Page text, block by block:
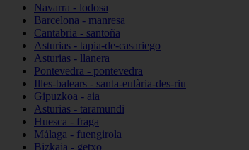
Navarra - lodosa
Barcelona - manresa
Cantabria - santoña
Asturias - tapia-de-casariego
Asturias - llanera
Pontevedra - pontevedra
Illes-balears - santa-eulària-des-riu
Gipuzkoa - aia
Asturias - taramundi
Huesca - fraga
Málaga - fuengirola
Bizkaia - getxo